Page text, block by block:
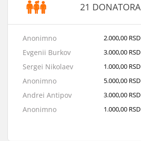
21 DONATORA
Anonimno 2.000,00 RSD
Evgenii Burkov 3.000,00 RSD
Sergei Nikolaev 1.000,00 RSD
Anonimno 5.000,00 RSD
Andrei Antipov 3.000,00 RSD
Anonimno 1.000,00 RSD